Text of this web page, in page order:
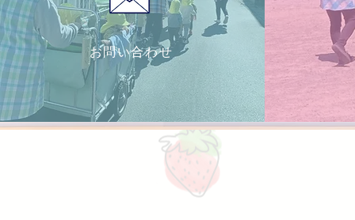
お問い合わせ